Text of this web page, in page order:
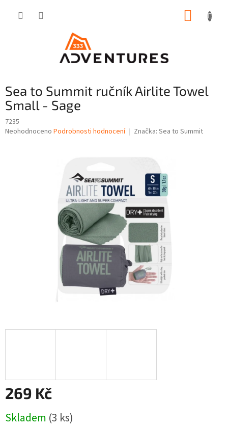
Sea to Summit ručník Airlite Towel
Small - Sage
7235
Průměrné
Neohodnoceno Podrobnosti hodnocení Značka: Sea to Summit
269 Kč
cena:
Skladem (3 ks)